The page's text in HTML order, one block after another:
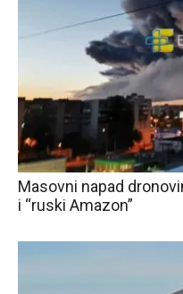
Masovni napad
i “ruski Amazon”